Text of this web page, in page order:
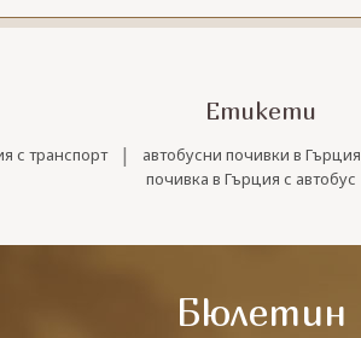
Етикети
с транспорт | автобусни почивки в Гърция
почивка в Гърция с автобус
Бюлетин